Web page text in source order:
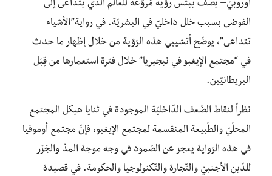
أوروبيّ– يصف ييتس رؤية مُروّعة للعالم الّذي يتداعى إلى
الفوضى بسبب خلل داخليّ في البشريّة. في رواية”الأشياء
تتداعى”، يوضّح أتشيبي هذه الرّؤية من خلال إظهار ما حدث
في “مجتمع الإيغبو في نيجيريا” خلال فترة استعمارها من قِبَل
البريطانيّين.
نظراً لنقاط الضّعف الدّاخليّة الموجودة في ثنايا هيكل المجتمع
المحلّيّ والطّبيعة المنقسمة لمجتمع الإيغبو، فإنّ مجتمع أوموفيا
في هذه الرّواية يعجز عن الصّمود في وجه موجة المدّ والجَزْر
للدّين الأجنبيّ والتّجارة والتّكنولوجيا والحكومة. في قصيدة